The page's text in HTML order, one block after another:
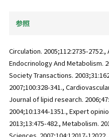
参照
Circulation. 2005;112:2735-
Endocrinology And Metabolism.
Society Transactions.
2007;100:328-341.,
Journal of lipid research.
2004;10:1344-1351., Expert
2013;13:475-482., Metabolism.